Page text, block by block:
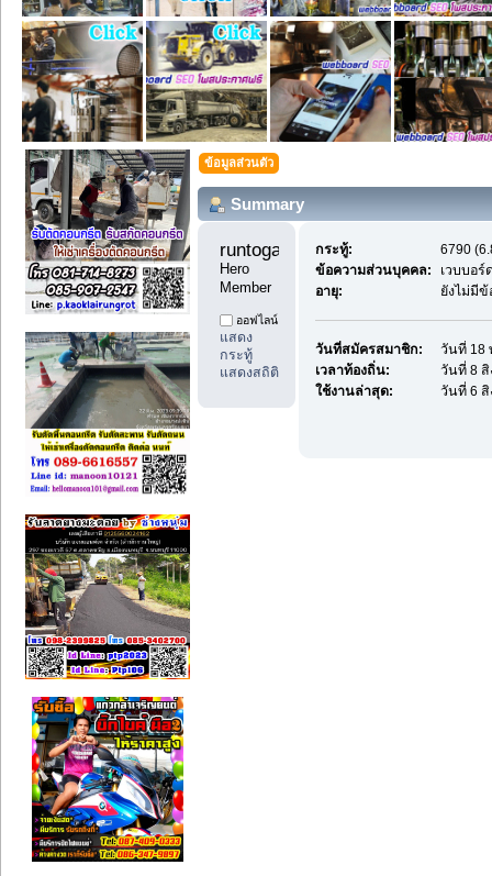
ข้อมูลส่วนตัว
Summary
Hero
Member
ออฟไลน์
แสดง
กระทู้
แสดงสถิติ
กระทู้:
6790
ข้อความส่วนบุคคล:
เวบบอ
อายุ:
ยังไม่มี
วันที่สมัครสมาชิก:
วันที่ 18
เวลาท้องถิ่น:
วันที่ 8 สิ
ใช้งานล่าสุด:
วันที่ 6 สิ